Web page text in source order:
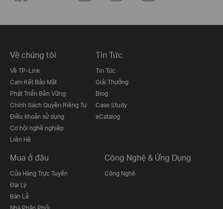
Về chúng tôi
Về TP-Link
Cam Kết Bảo Mật
Phát Triển Bền Vững
Chính Sách Quyền Riêng Tư
Điều khoản sử dụng
Cơ hội nghề nghiệp
Liên Hệ
Tin Tức
Tin Tức
Giải Thưởng
Blog
Case Study
eCatalog
Mua ở đâu
Cửa Hàng Trực Tuyến
Đại Lý
Bán Lẻ
Công Nghệ & Ứng Dụng
Công Nghệ